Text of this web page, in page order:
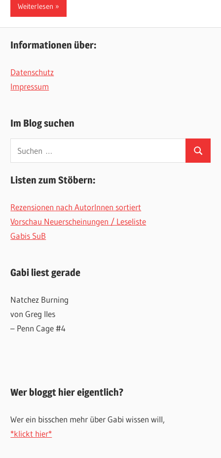
Weiterlesen
Informationen über:
Datenschutz
Impressum
Im Blog suchen
Suchen
nach:
Suchen
Listen zum Stöbern:
Rezensionen nach AutorInnen sortiert
Vorschau Neuerscheinungen / Leseliste
Gabis SuB
Gabi liest gerade
Natchez Burning
von Greg Iles
– Penn Cage #4
Wer bloggt hier eigentlich?
Wer ein bisschen mehr über Gabi wissen will,
*klickt hier*